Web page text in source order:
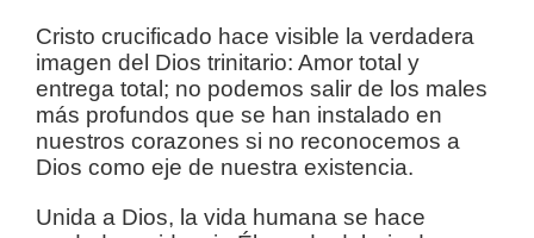
Cristo crucificado hace visible la verdadera
imagen del Dios trinitario: Amor total y
entrega total; no podemos salir de los males
más profundos que se han instalado en
nuestros corazones si no reconocemos a
Dios como eje de nuestra existencia.
Unida a Dios, la vida humana se hace